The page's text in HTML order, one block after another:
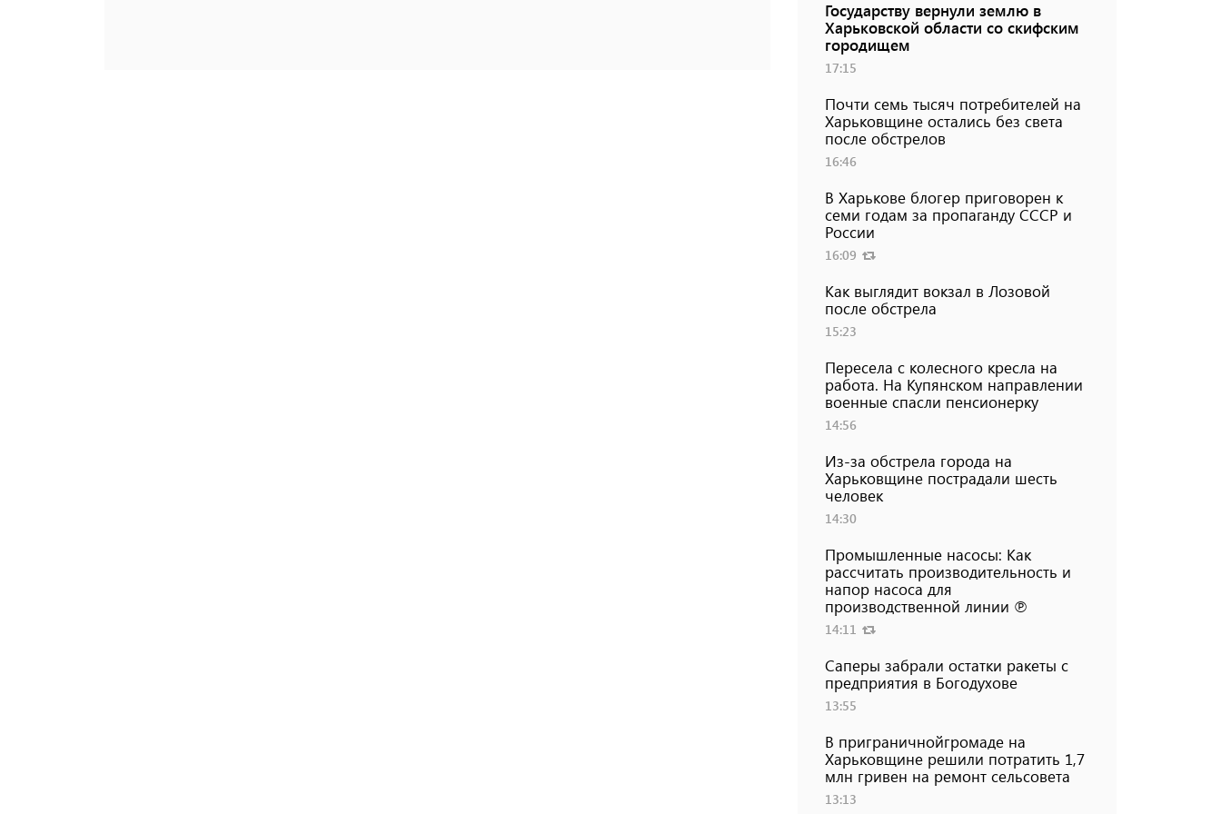
Государству вернули землю в
Харьковской области со скифским
городищем
17:15
Почти семь тысяч потребителей на
Харьковщине остались без света
после обстрелов
16:46
В Харькове блогер приговорен к
семи годам за пропаганду СССР и
России
16:09
Как выглядит вокзал в Лозовой
после обстрела
15:23
Пересела с колесного кресла на
работа. На Купянском направлении
военные спасли пенсионерку
14:56
Из-за обстрела города на
Харьковщине пострадали шесть
человек
14:30
Промышленные насосы: Как
рассчитать производительность и
напор насоса для
производственной линии ℗
14:11
Саперы забрали остатки ракеты с
предприятия в Богодухове
13:55
В приграничнойгромаде на
Харьковщине решили потратить 1,7
млн ​​гривен на ремонт сельсовета
13:13